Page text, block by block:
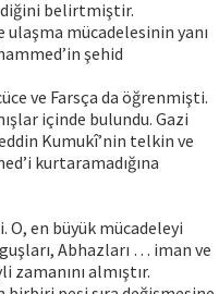
belirtmiştir.
mücadelesinin yanı
şehid
ve Farsça da öğrenmişti.
içinde bulundu. Gazi
Kumukî’nin telkin ve
kurtaramadığına
O, en büyük mücadeleyi
Abhazları … iman ve
almıştır.